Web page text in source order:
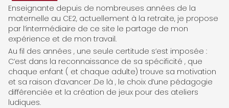
ReCreatisse
Enseignante depuis de nombreuses années de la
maternelle au CE2, actuellement à la retraite, je propose
par l’intermédiaire de ce site le partage de mon
expérience et de mon travail.
Au fil des années , une seule certitude s’est imposée :
C’est dans la reconnaissance de sa spécificité , que
chaque enfant ( et chaque adulte) trouve sa motivation
et sa raison d’avancer .De là , le choix d’une pédagogie
différenciée et la création de jeux pour des ateliers
ludiques.